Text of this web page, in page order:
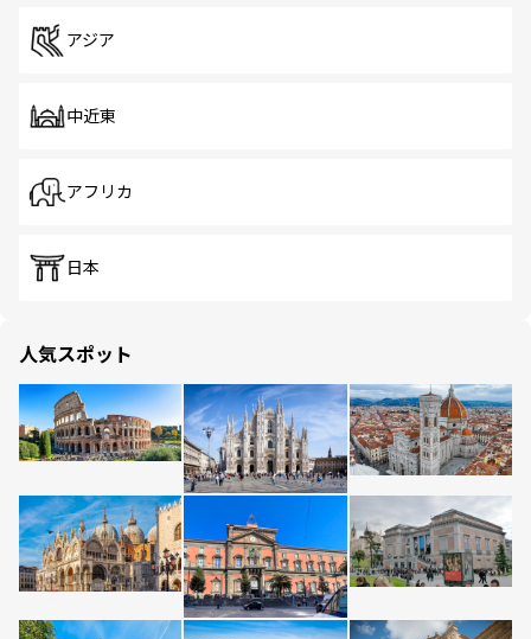
アジア
中近東
アフリカ
日本
人気スポット